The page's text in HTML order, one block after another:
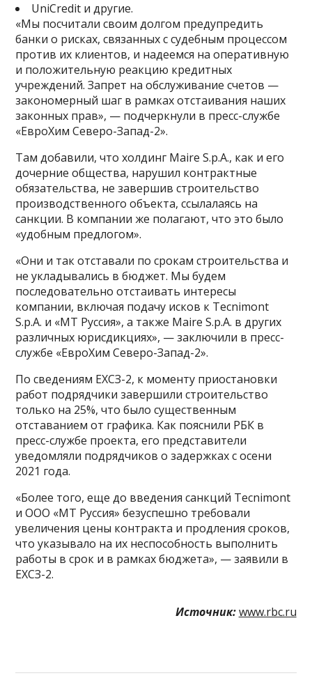
UniCredit и другие.
«Мы посчитали своим долгом предупредить
банки о рисках, связанных с судебным процессом
против их клиентов, и надеемся на оперативную
и положительную реакцию кредитных
учреждений. Запрет на обслуживание счетов —
закономерный шаг в рамках отстаивания наших
законных прав», — подчеркнули в пресс-службе
«ЕвроХим Северо-Запад-2».
Там добавили, что холдинг Maire S.p.A., как и его
дочерние общества, нарушил контрактные
обязательства, не завершив строительство
производственного объекта, ссылалаясь на
санкции. В компании же полагают, что это было
«удобным предлогом».
«Они и так отставали по срокам строительства и
не укладывались в бюджет. Мы будем
последовательно отстаивать интересы
компании, включая подачу исков к Tecnimont
S.p.A. и «МТ Руссия», а также Maire S.p.A. в других
различных юрисдикциях», — заключили в пресс-
службе «ЕвроХим Северо-Запад-2».
По сведениям ЕХСЗ-2, к моменту приостановки
работ подрядчики завершили строительство
только на 25%, что было существенным
отставанием от графика. Как пояснили РБК в
пресс-службе проекта, его представители
уведомляли подрядчиков о задержках с осени
2021 года.
«Более того, еще до введения санкций Tecnimont
и ООО «МТ Руссия» безуспешно требовали
увеличения цены контракта и продления сроков,
что указывало на их неспособность выполнить
работы в срок и в рамках бюджета», — заявили в
ЕХСЗ-2.
Источник: www.rbc.ru